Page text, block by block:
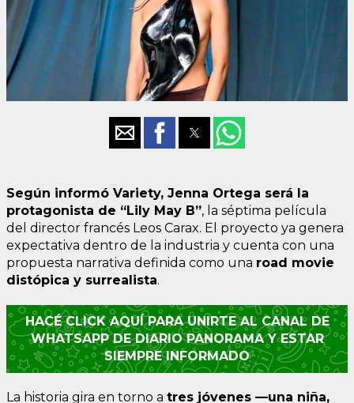
Según informó Variety, Jenna Ortega será la
protagonista de “Lily May B”, la séptima película
del director francés Leos Carax. El proyecto ya genera
expectativa dentro de la industria y cuenta con una
propuesta narrativa definida como una road movie
distópica y surrealista.
HACÉ CLICK AQUÍ PARA UNIRTE AL CANAL DE
WHATSAPP DE DIARIO PANORAMA Y ESTAR
SIEMPRE INFORMADO
La historia gira en torno a tres jóvenes —una niña,